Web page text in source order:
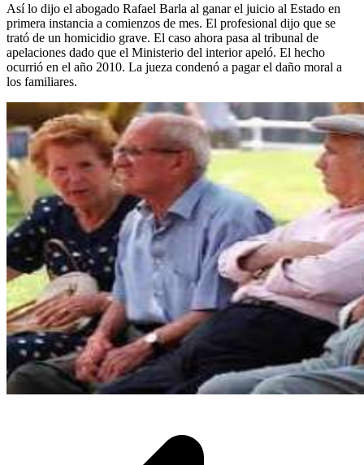
Así lo dijo el abogado Rafael Barla al ganar el juicio al Estado en
primera instancia a comienzos de mes. El profesional dijo que se
trató de un homicidio grave. El caso ahora pasa al tribunal de
apelaciones dado que el Ministerio del interior apeló. El hecho
ocurrió en el año 2010. La jueza condenó a pagar el daño moral a
los familiares.